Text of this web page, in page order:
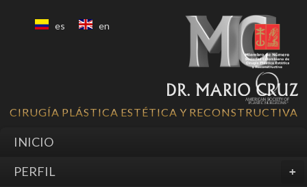
en
es
CIRUGÍA PLÁSTICA ESTÉTICA Y RECONSTRUCTIVA
INICIO
PERFIL